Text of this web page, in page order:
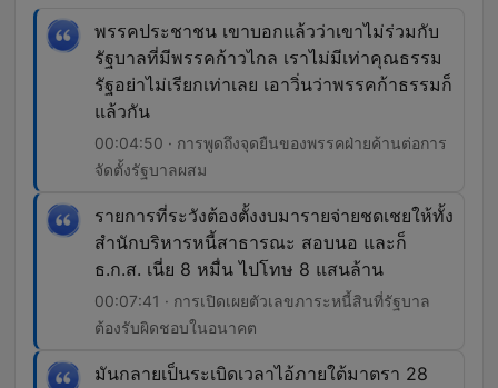
พรรคประชาชน เขาบอกแล้วว่าเขาไม่ร่วมกับ
รัฐบาลที่มีพรรคก้าวไกล เราไม่มีเท่าคุณธรรม
รัฐอย่าไม่เรียกเท่าเลย เอาวิ่นว่าพรรคก้าธรรมก็
แล้วกัน
00:04:50 · การพูดถึงจุดยืนของพรรคฝ่ายค้านต่อการ
จัดตั้งรัฐบาลผสม
รายการที่ระวังต้องตั้งงบมารายจ่ายชดเชยให้ทั้ง
สำนักบริหารหนี้สาธารณะ สอบนอ และก็
ธ.ก.ส. เนี่ย 8 หมื่น ไปโทษ 8 แสนล้าน
00:07:41 · การเปิดเผยตัวเลขภาระหนี้สินที่รัฐบาล
ต้องรับผิดชอบในอนาคต
มันกลายเป็นระเบิดเวลาไอ้ภายใต้มาตรา 28